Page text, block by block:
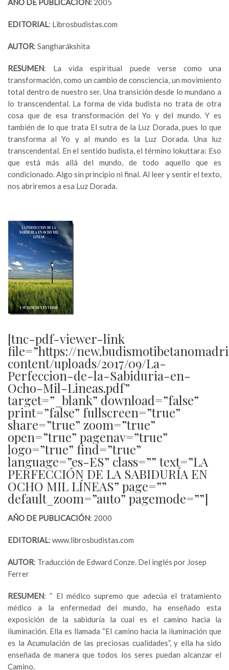
AÑO DE PUBLICACIÓN: 2005
EDITORIAL: Librosbudistas.com
AUTOR: Sangharákshita
RESUMEN: La vida espiritual puede verse como una
transformación, como un cambio de consciencia, un movimiento
total dentro de nuestro ser. Una transición desde lo mundano a
lo transcendental. La forma de vida budista no trata de otra
cosa que de esa transformación del Yo y del mundo. Y es
también de lo que trata El sutra de la Luz Dorada, pues lo que
transforma al Yo y al mundo es la Luz Dorada. Una luz
transcendental. En el sentido budista, el término lokuttara: Eso
que está más allá del mundo, de todo aquello que es
condicionado. Algo sin principio ni final. Al leer y sentir el texto,
nos abriremos a esa Luz Dorada.
[tnc-pdf-viewer-link
file=”https://
content/uploads/2017/09/La-
Perfeccion-de-la-Sabiduria-en-
Ocho-Mil-Lineas.pdf”
target=”_blank” download=”false”
print=”false” fullscreen=”true”
share=”true” zoom=”true”
open=”true” pagenav=”true”
logo=”true” find=”true”
language=”es-ES” class=”” text=”LA
PERFECCIÓN DE LA SABIDURÍA EN
OCHO MIL LÍNEAS” page=””
default_zoom=”auto” pagemode=””]
AÑO DE PUBLICACIÓN: 2000
EDITORIAL: www.librosbudistas.com
AUTOR: Traducción de Edward Conze. Del inglés por Josep
Ferrer
RESUMEN: ” El médico supremo que adecúa el tratamiento
médico a la enfermedad del mundo, ha enseñado esta
exposición de la sabiduría la cual es el camino hacia la
iluminación. Ella es llamada “El camino hacia la iluminación que
es la Acumulación de las preciosas cualidades”, y ella ha sido
enseñada de manera que todos los seres puedan alcanzar el
Camino.